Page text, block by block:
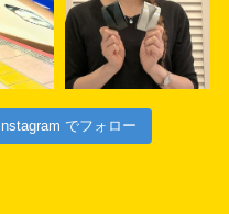
Instagram でフォロー